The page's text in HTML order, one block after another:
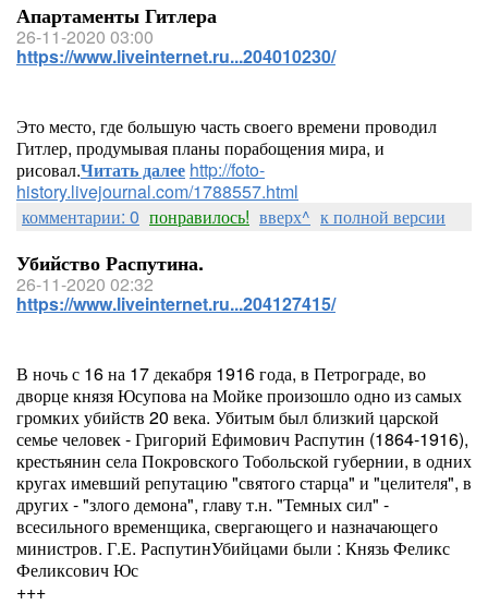
Апартаменты Гитлера
26-11-2020 03:00
https://www.liveinternet.ru...204010230/
Это место, где большую часть своего времени проводил
Гитлер, продумывая планы порабощения мира, и
рисовал.Читать далее http://foto-
history.livejournal.com/1788557.html
комментарии: 0 понравилось! вверх^ к полной версии
Убийство Распутина.
26-11-2020 02:32
https://www.liveinternet.ru...204127415/
В ночь с 16 на 17 декабря 1916 года, в Петрограде, во
дворце князя Юсупова на Мойке произошло одно из самых
громких убийств 20 века. Убитым был близкий царской
семье человек - Григорий Ефимович Распутин (1864-1916),
крестьянин села Покровского Тобольской губернии, в одних
кругах имевший репутацию "святого старца" и "целителя", в
других - "злого демона", главу т.н. "Темных сил" -
всесильного временщика, свергающего и назначающего
министров. Г.Е. РаспутинУбийцами были : Князь Феликс
Феликсович Юс
+++